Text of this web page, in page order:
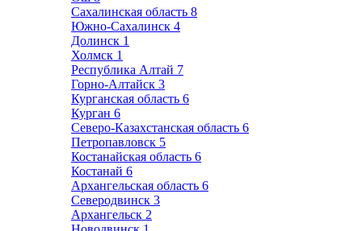
Сахалинская область 8
Южно-Сахалинск 4
Долинск 1
Холмск 1
Республика Алтай 7
Горно-Алтайск 3
Курганская область 6
Курган 6
Северо-Казахстанская область 6
Петропавловск 5
Костанайская область 6
Костанай 6
Архангельская область 6
Северодвинск 3
Архангельск 2